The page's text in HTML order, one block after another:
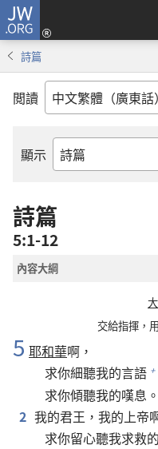
JW.ORG
詩篇
閲讀
顯示
聖
經
卷
詩篇
5:1-12
內容大綱
交給指揮，
5 耶和華啊，
求你細聽我的言語 +
求你傾聽我的嘆息。
2 我的君王，我的上帝
求你留心聽我求救